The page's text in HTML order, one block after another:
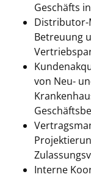
Geschäfts
Distributor-
Betreuung
von Neu-
Interne